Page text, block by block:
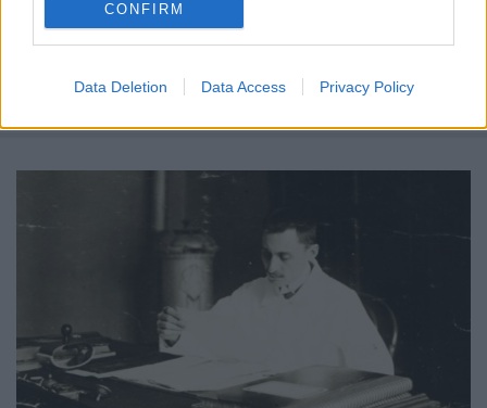
CONFIRM
Data Deletion Data Access Privacy Policy
Egy különleges szépség története, aki megszédítette
palotája falai közé zárta.